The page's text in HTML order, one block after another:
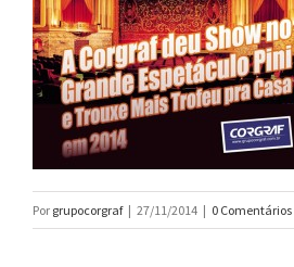
Por grupocorgraf | 27/11/2014 | 0 Comentários